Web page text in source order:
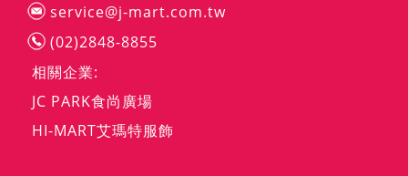
service@j-mart.com.tw
(02)2848-8855
相關企業:
JC PARK食尚廣場
HI-MART艾瑪特服飾